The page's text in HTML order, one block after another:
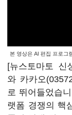
본 영상은 AI 편집 프로그
[뉴스토마토 신
와 카카오
로 뛰어들었습
랫폼 경쟁의 핵